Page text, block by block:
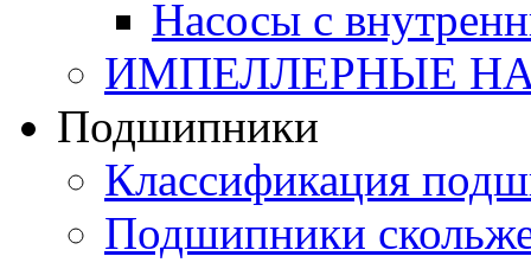
Насосы с
ИМПЕЛЛЕРНЫЕ
Подшипники
Классификация
Подшипники